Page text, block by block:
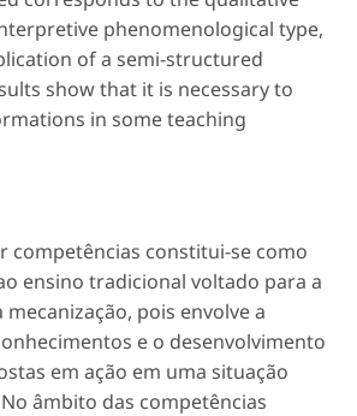
phenomenological type,
of a semi-structured
show that it is necessary to
in some teaching
competências constitui-se como
ensino tradicional voltado para a
pois envolve a
e o desenvolvimento
em ação em uma situação
âmbito das competências